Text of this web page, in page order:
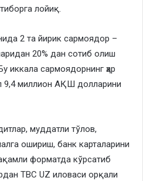
лойиқ.
2 та йирик сармоядор –
20% дан сотиб олиш
иккала сармоядорнинг ҳар
9,4 миллион АҚШ долларини
муддатли тўлов,
ошириш, банк карталарини
форматда кўрсатиб
TBC UZ иловаси орқали